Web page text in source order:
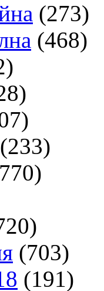
(273)
(468)
(233)
(703)
(191)